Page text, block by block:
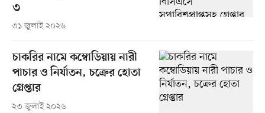
৩
৩১ জুলাই ২০২৬
চাকরির নামে কম্বোডিয়ায় নারী
পাচার ও নির্যাতন, চক্রের হোতা
গ্রেপ্তার
২৩ জুলাই ২০২৬